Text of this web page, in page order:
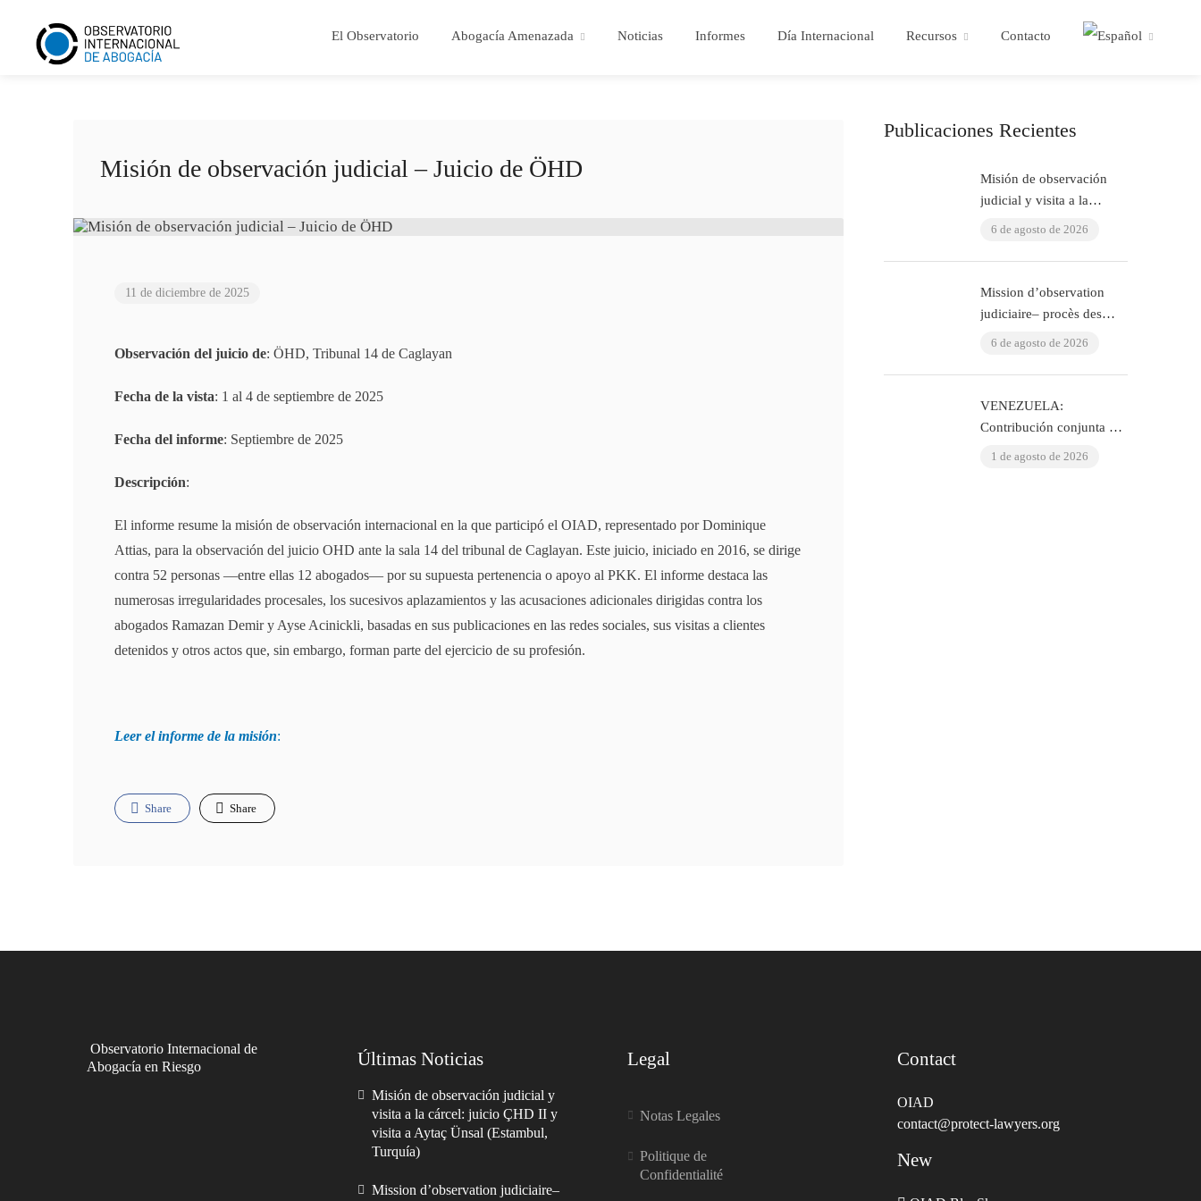
El Observatorio Abogacía Amenazada Noticias Informes Día Internacional Recursos Contacto
Misión de observación judicial – Juicio de ÖHD
11 de diciembre de 2025
Observación del juicio de: ÖHD, Tribunal 14 de Caglayan
Fecha de la vista: 1 al 4 de septiembre de 2025
Fecha del informe: Septiembre de 2025
Descripción:
El informe resume la misión de observación internacional en la que participó el OIAD, representado por Dominique
Attias, para la observación del juicio OHD ante la sala 14 del tribunal de Caglayan. Este juicio, iniciado en 2016, se dirige
contra 52 personas —entre ellas 12 abogados— por su supuesta pertenencia o apoyo al PKK. El informe destaca las
numerosas irregularidades procesales, los sucesivos aplazamientos y las acusaciones adicionales dirigidas contra los
abogados Ramazan Demir y Ayse Acinickli, basadas en sus publicaciones en las redes sociales, sus visitas a clientes
detenidos y otros actos que, sin embargo, forman parte del ejercicio de su profesión.
Leer el informe de la misión:
Share Share
Publicaciones Recientes
Misión de observación
judicial y visita a la
(Estambul, Turquía)
6 de agosto de 2026
Mission d’observation
judiciaire– procès des
(Istanbul, Turquie)
6 de agosto de 2026
VENEZUELA:
Contribución conjunta del
1 de agosto de 2026
Observatorio Internacional de
Abogacía en Riesgo
Últimas Noticias
Misión de observación judicial y
visita a la cárcel: juicio ÇHD II y
visita a Aytaç Ünsal (Estambul,
Turquía)
Mission d’observation judiciaire–
Legal
Notas Legales
Politique de
Confidentialité
Contact
OIAD
contact@protect-lawyers.org
New